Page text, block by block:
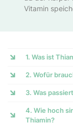
Vitamin
1. Was ist
2. Wofür
3. Was
4. Wie hoch
Thiamin?